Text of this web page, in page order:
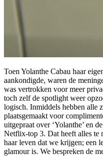
Toen Yolanthe Cabau haar
aankondigde, waren de
was vertrokken voor meer
toch zelf de spotlight weer
logisch. Inmiddels hebben alle
plaatsgemaakt voor
uitgepraat over ‘Yolanthe’ en
Netflix-top 3. Dat heeft alles te
haar leven dat we krijgen; een
glamour is. We bespreken de